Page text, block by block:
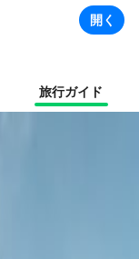
開く
旅行ガイド